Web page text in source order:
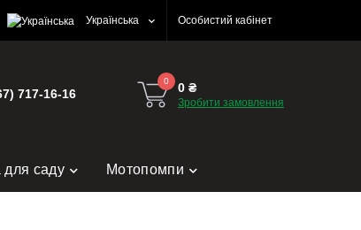
Українська Особистий кабінет
717-16-16
0 0 ₴
Зробити замовлення
для саду Мотопомпи